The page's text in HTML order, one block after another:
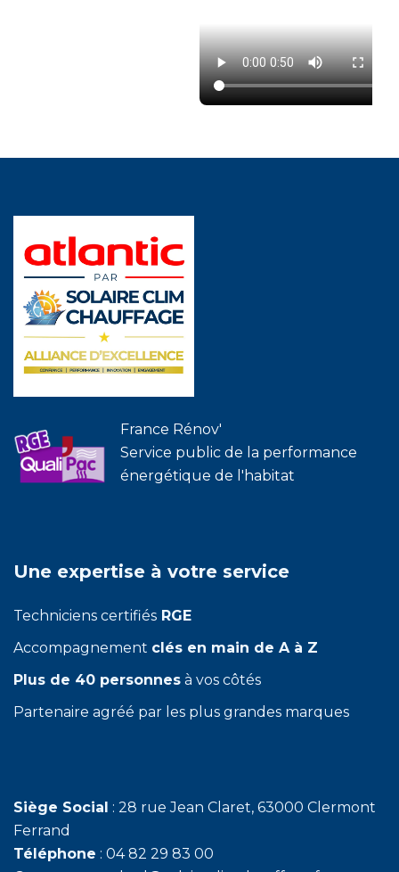
France Rénov'
Service public de la performance
énergétique de l'habitat
Une expertise à votre service
Techniciens certifiés RGE
Accompagnement clés en main de A à Z
Plus de 40 personnes à vos côtés
Partenaire agréé par les plus grandes marques
Siège Social : 28 rue Jean Claret, 63000 Clermont
Ferrand
Téléphone : 04 82 29 83 00